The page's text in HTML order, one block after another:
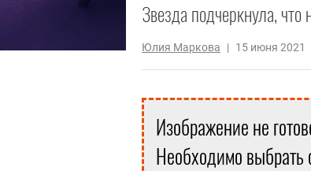
Звезда подчеркнула,
Юлия Маркова | 15 июня 2021
Изображение не
Необходимо выбрать